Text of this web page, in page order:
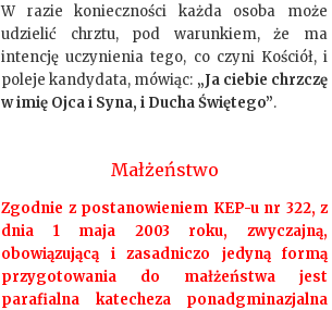
W razie konieczności każda osoba może
udzielić chrztu, pod warunkiem, że ma
intencję uczynienia tego, co czyni Kościół, i
poleje kandydata, mówiąc: „Ja ciebie chrzczę
w imię Ojca i Syna, i Ducha Świętego”.
Małżeństwo
Zgodnie z postanowieniem KEP-u nr 322, z
dnia 1 maja 2003 roku, zwyczajną,
obowiązującą i zasadniczo jedyną formą
przygotowania do małżeństwa jest
parafialna katecheza ponadgminazjalna